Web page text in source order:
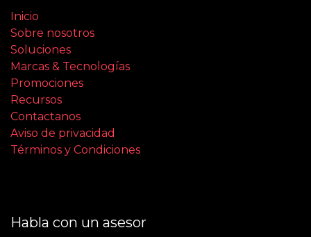
Inicio
Sobre nosotros
Soluciones
Marcas & Tecnologías
Promociones
Recursos
Contactanos
Aviso de privacidad
Términos y Condiciones
Habla con un asesor